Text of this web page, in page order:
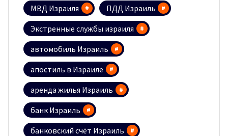
МВД Израиля
ПДД Израиль
Экстренные службы израиля
автомобиль Израиль
апостиль в Израиле
аренда жилья Израиль
банк Израиль
банковский счёт Израиль